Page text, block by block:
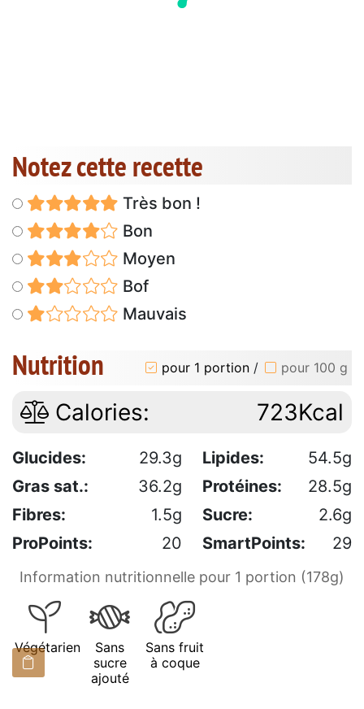
Notez cette recette
Très bon !
Bon
Moyen
Bof
Mauvais
Nutrition pour 1 portion / pour 100 g
Calories: 723Kcal
Glucides: 29.3g Lipides:
54.5g
Gras sat.:
36.2g Protéines:
28.5g
Fibres:
1.5g Sucre:
2.6g
ProPoints:
20 SmartPoints: 29
Information nutritionnelle pour 1 portion (178g)
Végétarien
Sans
sucre
ajouté
Sans fruit
à coque